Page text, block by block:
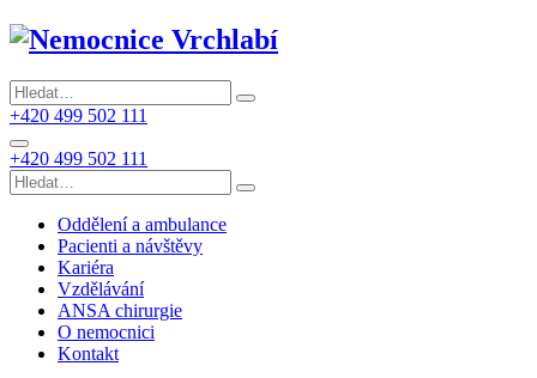
+420 499 502 111
+420 499 502 111
Oddělení a ambulance
Pacienti a návštěvy
Kariéra
Vzdělávání
ANSA chirurgie
O nemocnici
Kontakt